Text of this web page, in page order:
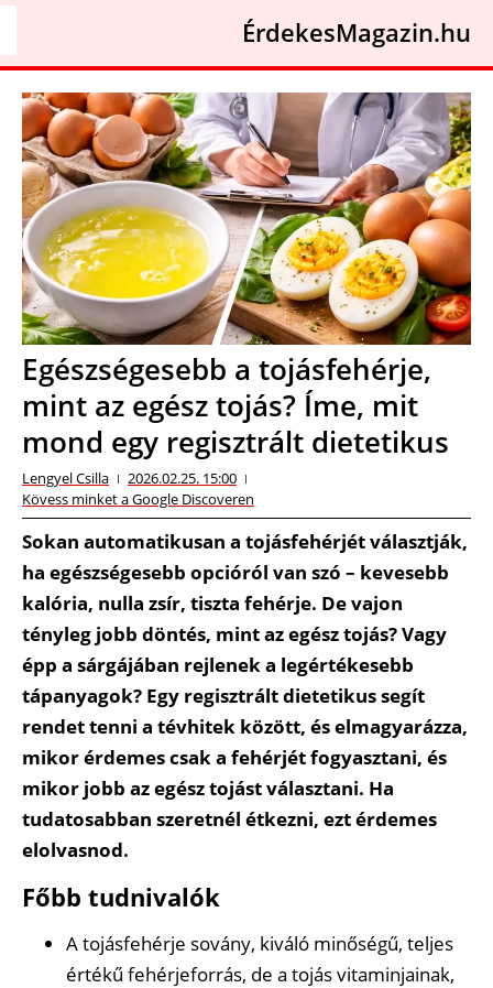
ÉrdekesMagazin.hu
Egészségesebb a tojásfehérje,
mint az egész tojás? Íme, mit
mond egy regisztrált dietetikus
Lengyel Csilla
2026.02.25. 15:00
Kövess minket a Google Discoveren
Sokan automatikusan a tojásfehérjét választják,
ha egészségesebb opcióról van szó – kevesebb
kalória, nulla zsír, tiszta fehérje. De vajon
tényleg jobb döntés, mint az egész tojás? Vagy
épp a sárgájában rejlenek a legértékesebb
tápanyagok? Egy regisztrált dietetikus segít
rendet tenni a tévhitek között, és elmagyarázza,
mikor érdemes csak a fehérjét fogyasztani, és
mikor jobb az egész tojást választani. Ha
tudatosabban szeretnél étkezni, ezt érdemes
elolvasnod.
Főbb tudnivalók
A tojásfehérje sovány, kiváló minőségű, teljes
értékű fehérjeforrás, de a tojás vitaminjainak,